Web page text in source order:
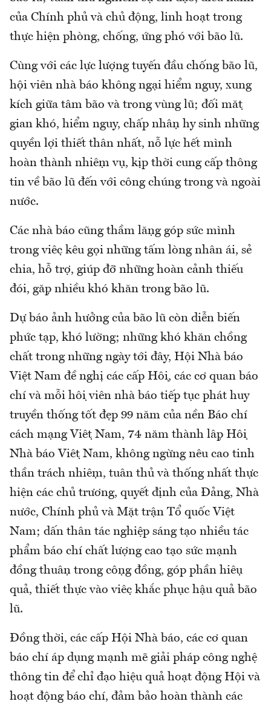
của Chính phủ và chủ động, linh hoạt trong
thực hiện phòng, chống, ứng phó với bão lũ.
Cùng với các lực lượng tuyến đầu chống bão lũ,
hội viên nhà báo không ngại hiểm nguy, xung
kích giữa tâm bão và trong vùng lũ; đối mặt
gian khó, hiểm nguy, chấp nhận hy sinh những
quyền lợi thiết thân nhất, nỗ lực hết mình
hoàn thành nhiệm vụ, kịp thời cung cấp thông
tin về bão lũ đến với công chúng trong và ngoài
nước.
Các nhà báo cũng thầm lặng góp sức mình
trong việc kêu gọi những tấm lòng nhân ái, sẻ
chia, hỗ trợ, giúp đỡ những hoàn cảnh thiếu
đói, gặp nhiều khó khăn trong bão lũ.
Dự báo ảnh hưởng của bão lũ còn diễn biến
phức tạp, khó lường; những khó khăn chồng
chất trong những ngày tới đây, Hội Nhà báo
Việt Nam đề nghị các cấp Hội, các cơ quan báo
chí và mỗi hội viên nhà báo tiếp tục phát huy
truyền thống tốt đẹp 99 năm của nền Báo chí
cách mạng Việt Nam, 74 năm thành lập Hội
Nhà báo Việt Nam, không ngừng nêu cao tinh
thần trách nhiệm, tuân thủ và thống nhất thực
hiện các chủ trương, quyết định của Đảng, Nhà
nước, Chính phủ và Mặt trận Tổ quốc Việt
Nam; dấn thân tác nghiệp sáng tạo nhiều tác
phẩm báo chí chất lượng cao tạo sức mạnh
đồng thuận trong cộng đồng, góp phần hiệu
quả, thiết thực vào việc khắc phục hậu quả bão
lũ.
Đồng thời, các cấp Hội Nhà báo, các cơ quan
báo chí áp dụng mạnh mẽ giải pháp công nghệ
thông tin để chỉ đạo hiệu quả hoạt động Hội và
hoạt động báo chí, đảm bảo hoàn thành các